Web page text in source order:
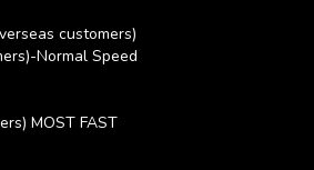
customers)
Normal Speed
MOST FAST